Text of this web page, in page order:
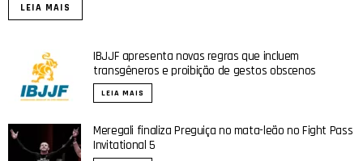
LEIA MAIS
IBJJF apresenta novas regras que incluem
transgêneros e proibição de gestos obscenos
LEIA MAIS
Meregali finaliza Preguiça no mata-leão no Fight Pass
Invitational 5